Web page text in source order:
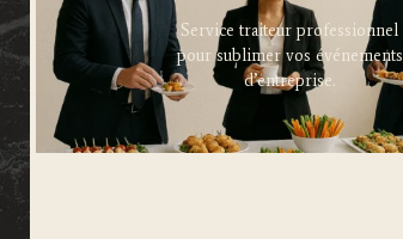
Service traiteur professionnel
pour sublimer vos événements
d’entreprise.